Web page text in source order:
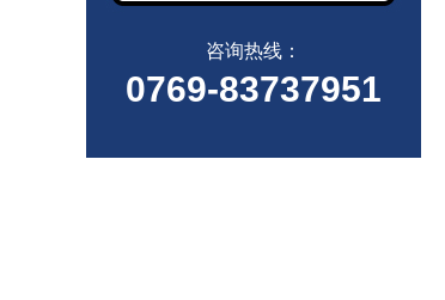
咨询热线：
0769-83737951